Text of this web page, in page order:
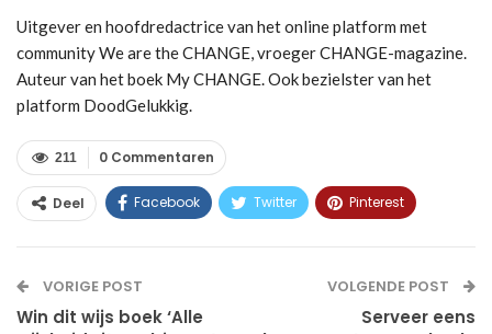
Uitgever en hoofdredactrice van het online platform met
community We are the CHANGE, vroeger CHANGE-magazine.
Auteur van het boek My CHANGE. Ook bezielster van het
platform DoodGelukkig.
0 Commentaren
211
Deel Facebook Twitter Pinterest
VORIGE POST
Win dit wijs boek ‘Alle
VOLGENDE POST
Serveer eens